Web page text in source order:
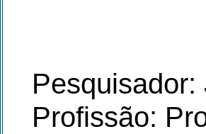
Profissão: